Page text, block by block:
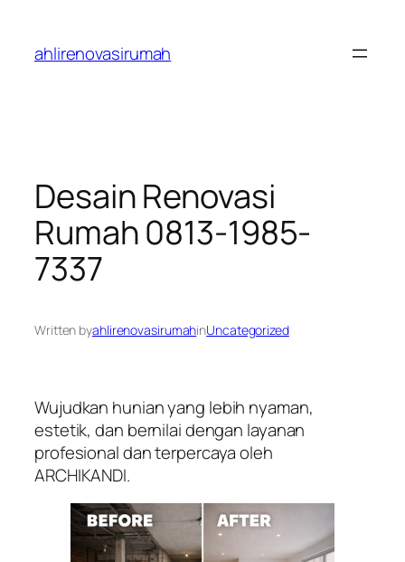
content
ahlirenovasirumah
Desain Renovasi
Rumah 0813-1985-
7337
Written byahlirenovasirumahinUncategorized
Wujudkan hunian yang lebih nyaman,
estetik, dan bernilai dengan layanan
profesional dan terpercaya oleh
ARCHIKANDI.